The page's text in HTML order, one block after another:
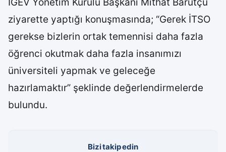
ziyarette yaptığı konuşmasında; “Gerek İTSO
gerekse bizlerin ortak temennisi daha fazla
öğrenci okutmak daha fazla insanımızı
üniversiteli yapmak ve geleceğe
hazırlamaktır” şeklinde değerlendirmelerde
bulundu.
Bizi takip edin